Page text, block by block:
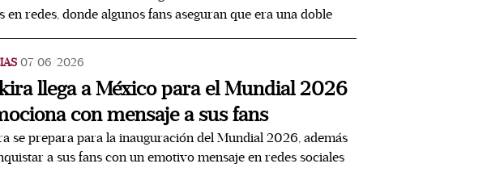
en redes, donde algunos fans aseguran que era una doble
07/06/2026
llega a México para el Mundial 2026
con mensaje a sus fans
se prepara para la inauguración del Mundial 2026, además
a sus fans con un emotivo mensaje en redes sociales